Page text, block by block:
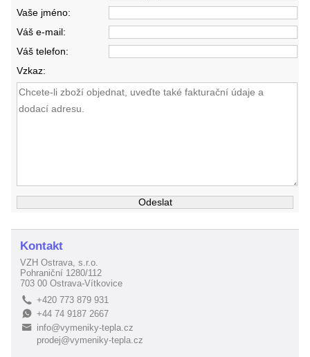
Vaše jméno:
Váš e-mail:
Váš telefon:
Vzkaz:
Kontakt
VZH Ostrava, s.r.o.
Pohraniční 1280/112
703 00 Ostrava-Vítkovice
L +420 773 879 931
E+44 74 9187 2667
B
info@vymeniky-tepla.cz
prodej@vymeniky-tepla.cz